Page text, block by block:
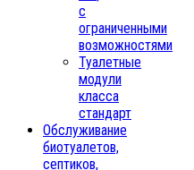
с
ограниченными
возможностями
Туалетные
модули
класса
стандарт
Обслуживание
биотуалетов,
септиков,